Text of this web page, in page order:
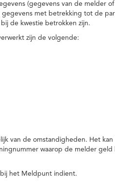
(gegevens van de melder
gegevens met betrekking tot de
de kwestie betrokken zijn.
zijn de volgende:
van de omstandigheden. Het
waarop de melder
het Meldpunt indient.